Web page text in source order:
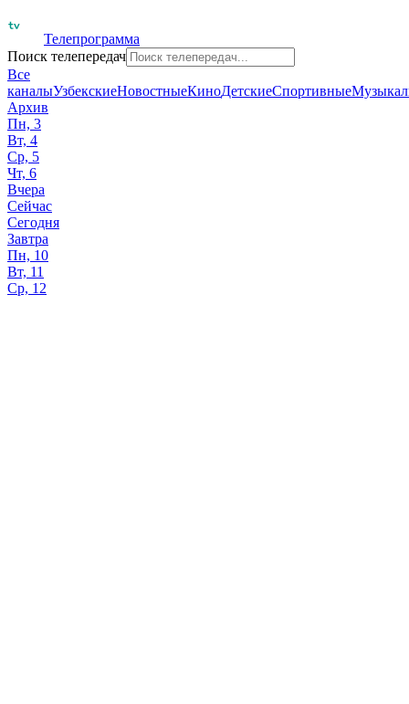
Телепрограмма
Поиск телепередач
Все
каналыУзбекскиеНовостныеКиноДетскиеСпортивные
Архив
Пн, 3
Вт, 4
Ср, 5
Чт, 6
Вчера
Сейчас
Сегодня
Завтра
Пн, 10
Вт, 11
Ср, 12